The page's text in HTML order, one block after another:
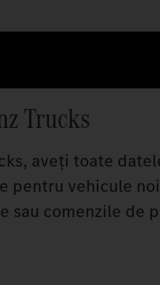
Trucks
aveți toate
pentru vehicule
comenzile de